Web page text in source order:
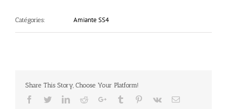
Catégories: Amiante SS4
Share This Story, Choose Your Platform!
Facebook
TwitterLinkedIn
RedditGoogle+Tumblr Pinterest
Vk Email